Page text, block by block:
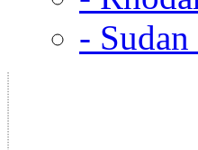
-